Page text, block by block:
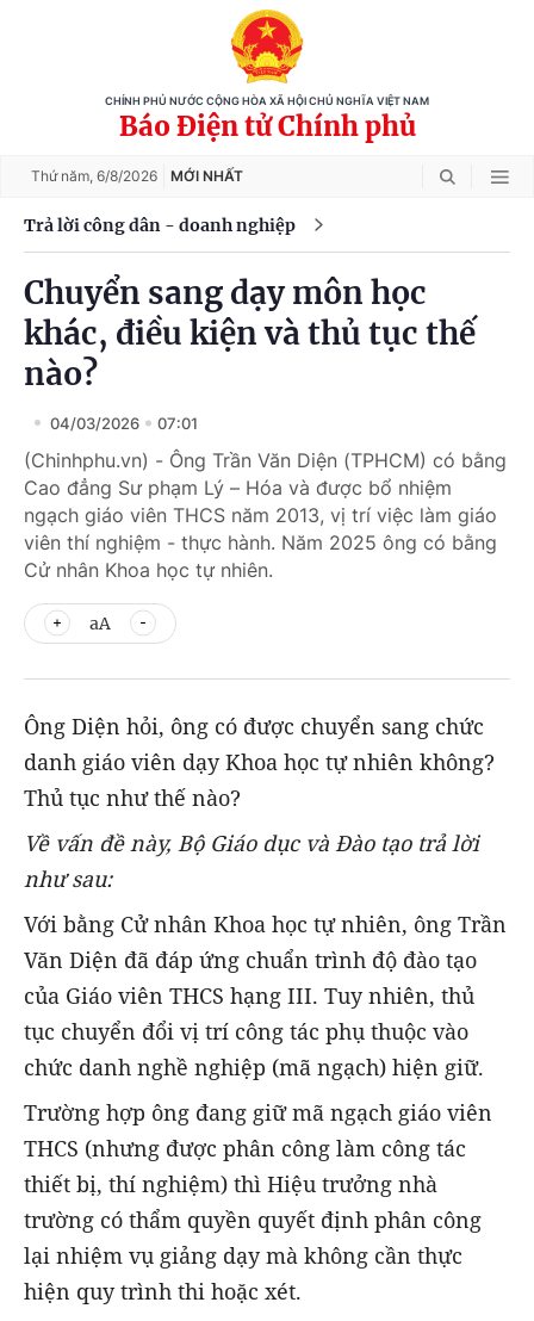
CHÍNH PHỦ NƯỚC CỘNG HÒA XÃ HỘI CHỦ NGHĨA VIỆT NAM
Báo Điện tử Chính phủ
Thứ năm, 6/8/2026 MỚI NHẤT
Trả lời công dân - doanh nghiệp
Chuyển sang dạy môn học
khác, điều kiện và thủ tục thế
nào?
04/03/2026 07:01
(Chinhphu.vn) - Ông Trần Văn Diện (TPHCM) có bằng
Cao đẳng Sư phạm Lý – Hóa và được bổ nhiệm
ngạch giáo viên THCS năm 2013, vị trí việc làm giáo
viên thí nghiệm - thực hành. Năm 2025 ông có bằng
Cử nhân Khoa học tự nhiên.
aA
Ông Diện hỏi, ông có được chuyển sang chức
danh giáo viên dạy Khoa học tự nhiên không?
Thủ tục như thế nào?
Về vấn đề này, Bộ Giáo dục và Đào tạo trả lời
như sau:
Với bằng Cử nhân Khoa học tự nhiên, ông Trần
Văn Diện đã đáp ứng chuẩn trình độ đào tạo
của Giáo viên THCS hạng III. Tuy nhiên, thủ
tục chuyển đổi vị trí công tác phụ thuộc vào
chức danh nghề nghiệp (mã ngạch) hiện giữ.
Trường hợp ông đang giữ mã ngạch giáo viên
THCS (nhưng được phân công làm công tác
thiết bị, thí nghiệm) thì Hiệu trưởng nhà
trường có thẩm quyền quyết định phân công
lại nhiệm vụ giảng dạy mà không cần thực
hiện quy trình thi hoặc xét.